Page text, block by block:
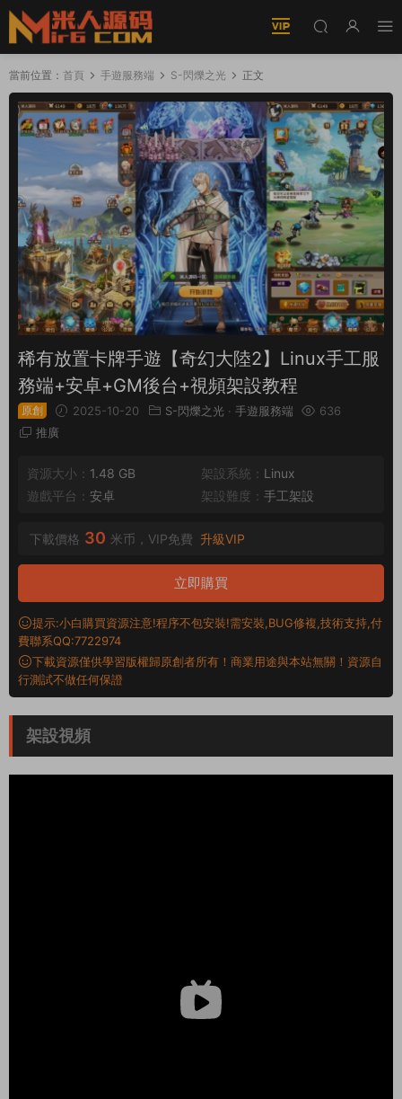
當前位置： 首頁 手遊服務端 S-閃爍之光 正文
稀有放置卡牌手遊【奇幻大陸2】Linux手工服
務端+安卓+GM後台+視頻架設教程
原創 2025-10-20 S-閃爍之光 · 手遊服務端
636
推廣
資源大小： 1.48 GB 架設系統： Linux
遊戲平台： 安卓 架設難度： 手工架設
下載價格 30 米币，VIP免費 升級VIP
立即購買
提示:小白購買資源注意!程序不包安裝!需安裝,BUG修複,技術支持,付
費聯系QQ:7722974
下載資源僅供學習版權歸原創者所有！商業用途與本站無關！資源自
行測試不做任何保證
架設視頻